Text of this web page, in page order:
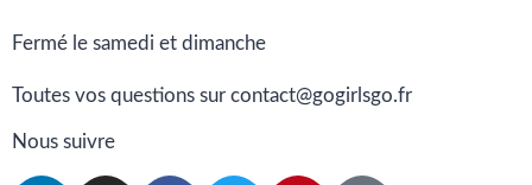
Fermé le samedi et dimanche
Toutes vos questions sur contact@gogirlsgo.fr
Nous suivre